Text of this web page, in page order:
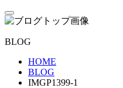
BLOG
HOME
BLOG
IMGP1399-1